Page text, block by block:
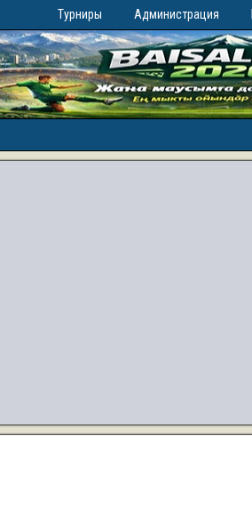
Турниры Администрация